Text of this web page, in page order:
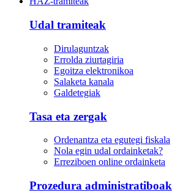
Udal tramiteak
Dirulaguntzak
Errolda ziurtagiria
Egoitza elektronikoa
Salaketa kanala
Galdetegiak
Tasa eta zergak
Ordenantza eta egutegi fiskala
Nola egin udal ordainketak?
Erreziboen online ordainketa
Prozedura administratiboak